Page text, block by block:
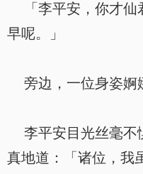
「李平安，你才仙
早呢。」
旁边，一位身姿婀
李平安目光丝毫不
真地道：「诸位，我